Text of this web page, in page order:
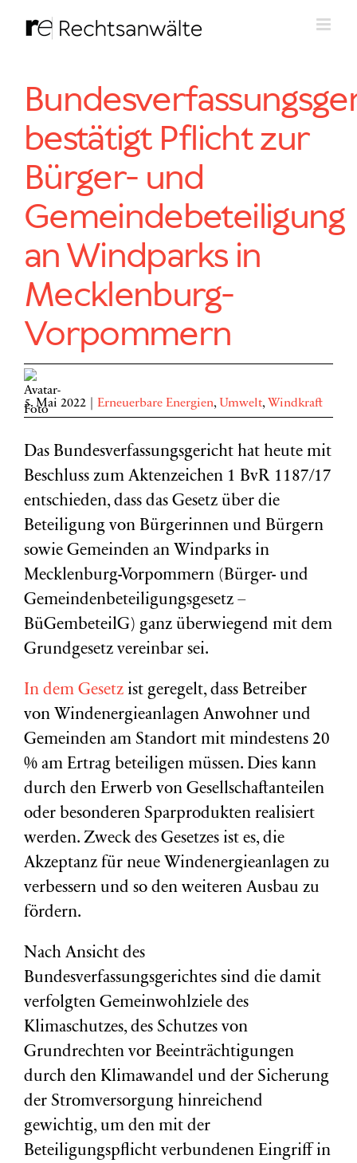
Inhalt
bestätigt Pflicht zur
Bürger- und
Gemeindebeteiligung
an Windparks in
Mecklenburg-
Vorpommern
5. Mai 2022 Erneuerbare Energien, Umwelt, Windkraft
Das Bundesverfassungsgericht hat heute mit
Beschluss zum Aktenzeichen 1 BvR 1187/17
entschieden, dass das Gesetz über die
Beteiligung von Bürgerinnen und Bürgern
sowie Gemeinden an Windparks in
Mecklenburg-Vorpommern (Bürger- und
Gemeindenbeteiligungsgesetz –
BüGembeteilG) ganz überwiegend mit dem
Grundgesetz vereinbar sei.
In dem Gesetz ist geregelt, dass Betreiber
von Windenergieanlagen Anwohner und
Gemeinden am Standort mit mindestens 20
% am Ertrag beteiligen müssen. Dies kann
durch den Erwerb von Gesellschaftanteilen
oder besonderen Sparprodukten realisiert
werden. Zweck des Gesetzes ist es, die
Akzeptanz für neue Windenergieanlagen zu
verbessern und so den weiteren Ausbau zu
fördern.
Nach Ansicht des
Bundesverfassungsgerichtes sind die damit
verfolgten Gemeinwohlziele des
Klimaschutzes, des Schutzes von
Grundrechten vor Beeinträchtigungen
durch den Klimawandel und der Sicherung
der Stromversorgung hinreichend
gewichtig, um den mit der
Beteiligungspflicht verbundenen Eingriff in